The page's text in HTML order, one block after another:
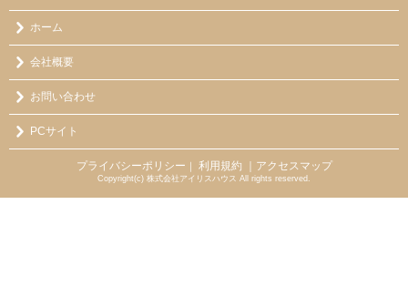
ホーム
会社概要
お問い合わせ
PCサイト
プライバシーポリシー ｜ 利用規約 ｜アクセスマップ
Copyright(c) 株式会社アイリスハウス All rights reserved.